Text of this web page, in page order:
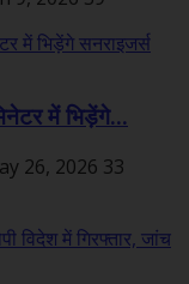
में भिड़ेंगे...
26, 2026 33